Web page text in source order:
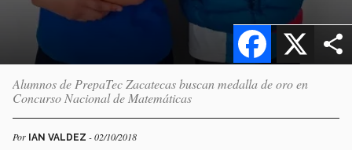
X
Facebook
Alumnos de PrepaTec Zacatecas buscan medalla de oro en
Concurso Nacional de Matemáticas
Por IAN VALDEZ - 02/10/2018